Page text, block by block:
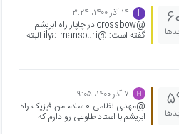
I
۱۴ آذر ۱۴۰۰،‏ ۳:۲۴
@crossbow در چاپار راه ابریشم
گفته است: @ilya-mansouri البته
۷ آذر ۱۴۰۰،‏ ۹:۰۵
@مهدی-نظامی-0 سلام من فیزیک راه
ابریشم با استاد طلوعی رو دارم که